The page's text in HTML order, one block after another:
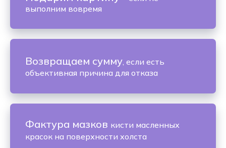
выполним вовремя
Возвращаем сумму, если есть
объективная причина для отказа
Фактура мазков кисти масленных
красок на поверхности холста